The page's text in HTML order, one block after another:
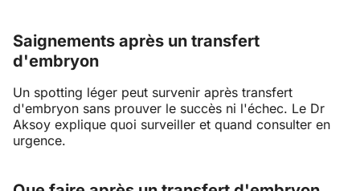
Saignements après un transfert
d'embryon
Un spotting léger peut survenir après transfert
d'embryon sans prouver le succès ni l'échec. Le Dr
Aksoy explique quoi surveiller et quand consulter en
urgence.